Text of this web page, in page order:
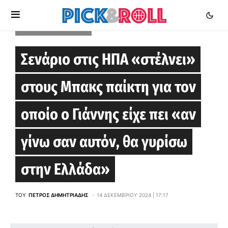
Σενάριο στις ΗΠΑ «στέλνει»
στους Μπακς παίκτη για τον
οποίο ο Γιάννης είχε πει «αν
γίνω σαν αυτόν, θα γυρίσω
στην Ελλάδα»
ΤΟΥ ΠΈΤΡΟΣ ΔΗΜΗΤΡΙΆΔΗΣ 14 ΔΕΚΕΜΒΡΊΟΥ 2024 | 17:17